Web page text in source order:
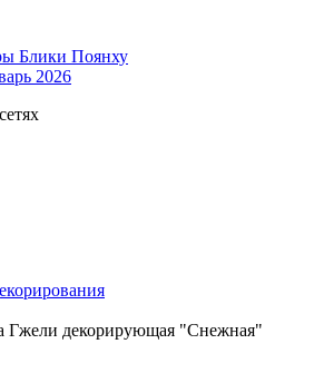
Гжели декорирующая "Снежная"